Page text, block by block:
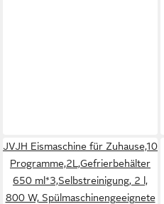
JVJH Eismaschine für Zuhause,10
Programme,2L,Gefrierbehälter
650 ml*3,Selbstreinigung, 2 l,
800 W, Spülmaschinengeeignete